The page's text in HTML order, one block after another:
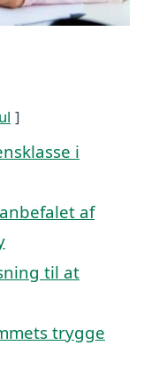
i
af
til at
trygge